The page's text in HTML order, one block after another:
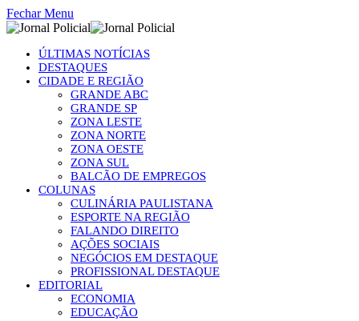
Fechar Menu
ÚLTIMAS NOTÍCIAS
DESTAQUES
CIDADE E REGIÃO
GRANDE ABC
GRANDE SP
ZONA LESTE
ZONA NORTE
ZONA OESTE
ZONA SUL
BALCÃO DE EMPREGOS
COLUNAS
CULINÁRIA PAULISTANA
ESPORTE NA REGIÃO
FALANDO DIREITO
AÇÕES SOCIAIS
NEGÓCIOS EM DESTAQUE
PROFISSIONAL DESTAQUE
EDITORIAL
ECONOMIA
EDUCAÇÃO